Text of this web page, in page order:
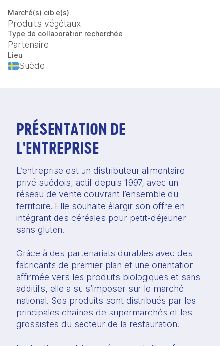
Marché(s) cible(s)
Produits végétaux
Type de collaboration recherchée
Partenaire
Lieu
Suède
PRÉSENTATION DE
L'ENTREPRISE
L’entreprise est un distributeur alimentaire
privé suédois, actif depuis 1997, avec un
réseau de vente couvrant l’ensemble du
territoire. Elle souhaite élargir son offre en
intégrant des céréales pour petit-déjeuner
sans gluten.
Grâce à des partenariats durables avec des
fabricants de premier plan et une orientation
affirmée vers les produits biologiques et sans
additifs, elle a su s’imposer sur le marché
national. Ses produits sont distribués par les
principales chaînes de supermarchés et les
grossistes du secteur de la restauration.